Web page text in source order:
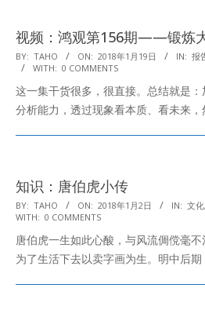
视频：鸿观第156期——锻炼
2018-
01-
19
BY: TAHO ON: 2018年1月19日 IN: 报
WITH: 0 COMMENTS
这一集干货很多，很直接。总结就是
分析能力，透过现象看本质、看未来，
知识：唐伯虎小传
2018-
01-
02
BY: TAHO ON: 2018年1月2日 IN: 文化
WITH: 0 COMMENTS
唐伯虎一生如此心酸，与风流倜傥毫
为了生活下去以卖字画为生。明中后